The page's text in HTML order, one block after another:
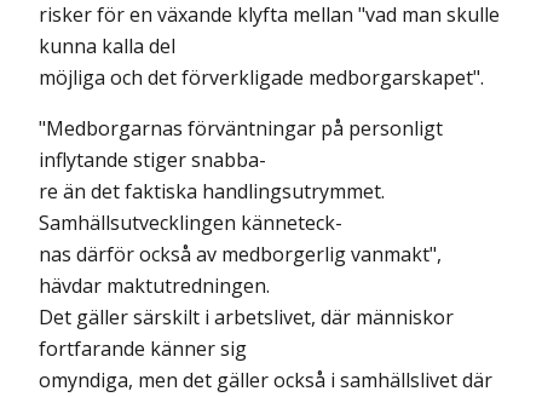
risker för en växande klyfta mellan "vad man skulle
kunna kalla del
möjliga och det förverkligade medborgarskapet".
"Medborgarnas förväntningar på personligt
inflytande stiger snabba-
re än det faktiska handlingsutrymmet.
Samhällsutvecklingen känneteck-
nas därför också av medborgerlig vanmakt",
hävdar maktutredningen.
Det gäller särskilt i arbetslivet, där människor
fortfarande känner sig
omyndiga, men det gäller också i samhällslivet där